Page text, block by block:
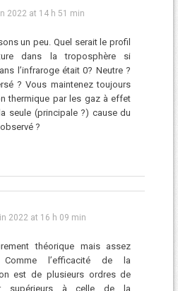
2022 at 14 h 51 min
un peu. Quel serait le profil
dans la troposphère si
l’infraroge était 0? Neutre ?
? Vous maintenez toujours
thermique par les gaz à effet
seule (principale ?) cause du
?
2022 at 16 h 09 min
théorique mais assez
Comme l’efficacité de la
est de plusieurs ordres de
supérieurs à celle de la